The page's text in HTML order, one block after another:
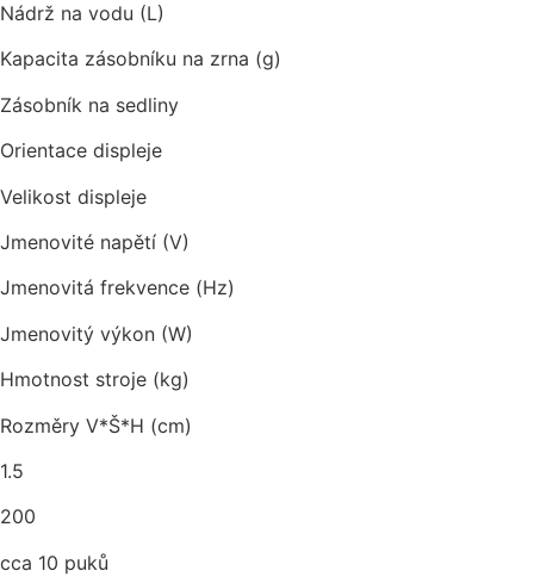
Nádrž na vodu (L)
Kapacita zásobníku na zrna (g)
Zásobník na sedliny
Orientace displeje
Velikost displeje
Jmenovité napětí (V)
Jmenovitá frekvence (Hz)
Jmenovitý výkon (W)
Hmotnost stroje (kg)
Rozměry V*Š*H (cm)
1.5
200
cca 10 puků